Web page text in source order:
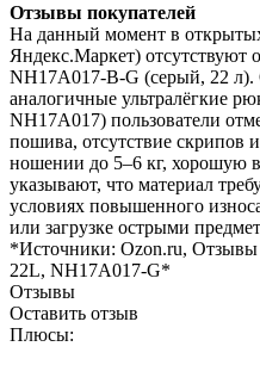
Отзывы покупателей
На данный момент в
Яндекс.Маркет) отсутствуют
NH17A017-B-G (серый, 22 л).
аналогичные ультралёгкие
NH17A017) пользователи
пошива, отсутствие
ношении до 5–6 кг, хорошую
указывают, что материал
условиях повышенного
или загрузке острыми
*Источники: Ozon.ru, Отзывы
22L, NH17A017-G*
Отзывы
Оставить отзыв
Плюсы: